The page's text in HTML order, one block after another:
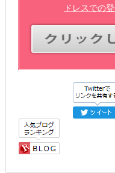
ドレスでの